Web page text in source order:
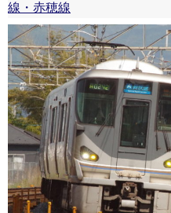
線・赤穂線